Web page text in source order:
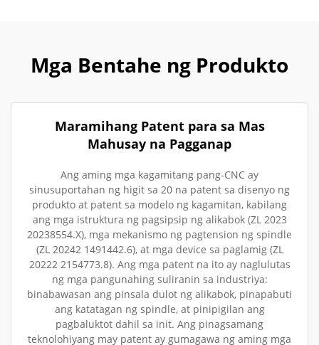
Mga Bentahe ng Produkto
Maramihang Patent para sa Mas
Mahusay na Pagganap
Ang aming mga kagamitang pang-CNC ay
sinusuportahan ng higit sa 20 na patent sa disenyo ng
produkto at patent sa modelo ng kagamitan, kabilang
ang mga istruktura ng pagsipsip ng alikabok (ZL 2023
20238554.X), mga mekanismo ng pagtension ng spindle
(ZL 20242 1491442.6), at mga device sa paglamig (ZL
20222 2154773.8). Ang mga patent na ito ay naglulutas
ng mga pangunahing suliranin sa industriya:
binabawasan ang pinsala dulot ng alikabok, pinapabuti
ang katatagan ng spindle, at pinipigilan ang
pagbaluktot dahil sa init. Ang pinagsamang
teknolohiyang may patent ay gumagawa ng aming mga